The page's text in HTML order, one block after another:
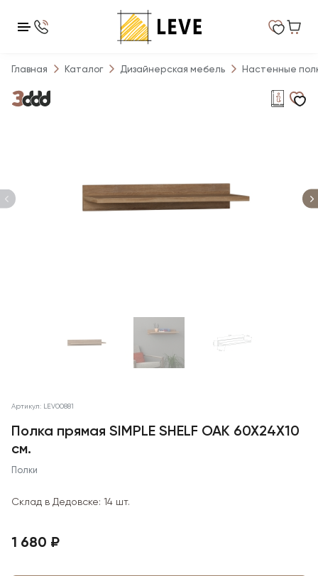
Главная Каталог Дизайнерская мебель Настенные
Артикул: LEV00881
Полка прямая SIMPLE SHELF OAK 60X24X10
см.
Полки
Склад в Дедовске: 14 шт.
1 680 ₽